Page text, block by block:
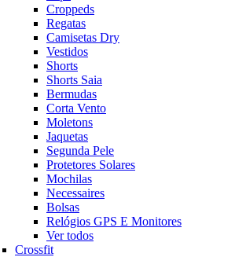
Croppeds
Regatas
Camisetas Dry
Vestidos
Shorts
Shorts Saia
Bermudas
Corta Vento
Moletons
Jaquetas
Segunda Pele
Protetores Solares
Mochilas
Necessaires
Bolsas
Relógios GPS E Monitores
Ver todos
Crossfit